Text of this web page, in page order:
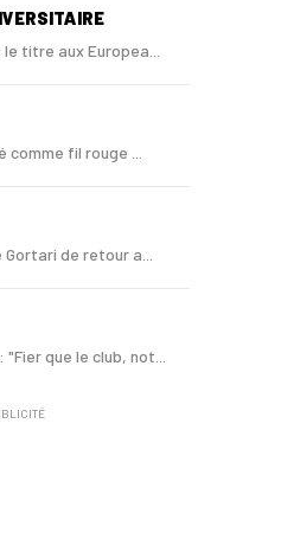
titre aux Europea...
fil rouge ...
Gortari de retour a...
que le club, not...